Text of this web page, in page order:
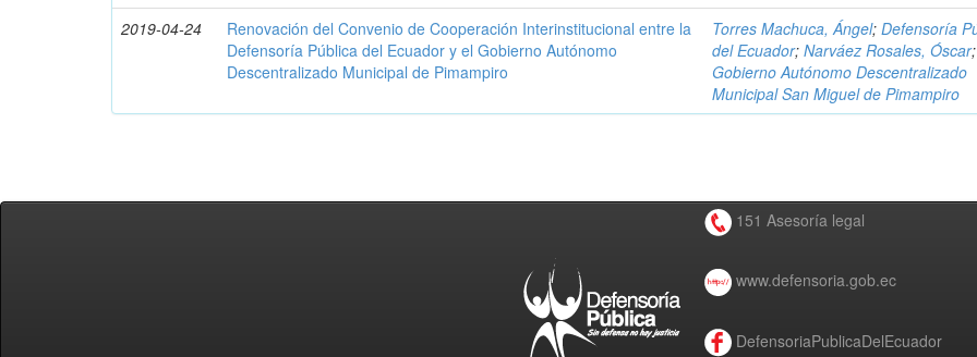
2019-04-24
Renovación del Convenio de Cooperación Interinstitucional entre la
Defensoría Pública del Ecuador y el Gobierno Autónomo
Descentralizado Municipal de Pimampiro
Torres Machuca, Ángel;Defensoría
del Ecuador;Narváez Rosales, Óscar;
Gobierno Autónomo Descentralizado
Municipal San Miguel de Pimampiro
151 Asesoría legal
www.defensoria.gob.ec
DefensoriaPublicaDelEcuador